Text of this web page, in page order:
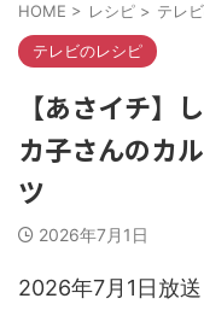
HOME > レシピ > テレ
テレビのレシピ
【あさイチ】
カ子さんのカ
ツ
2026年7月1日
2026年7月1日放送